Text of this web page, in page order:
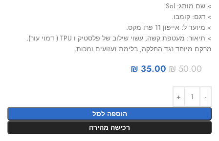
> שם מותג: Sol.
> דגם: קומבו.
> מיועד ל: אייפון 11 פרו מקס.
> תיאור: מעטפת קשה, עשוי שילוב של פלסטיק ו TPU ( דמוי עור).
מרקם מיוחד נגד החלקה, בלימת זעזועים ומכות.
₪50.00
₪ 35.00
הוספה לסל
רכישה מהירה